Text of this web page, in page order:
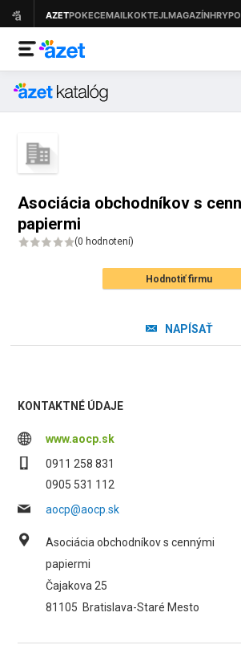
Asociácia obchodníkov s
papiermi
(0 hodnotení)
Hodnotiť firmu
NAPÍSAŤ
KONTAKTNÉ ÚDAJE
www.aocp.sk
0911 258 831
0905 531 112
aocp@aocp.sk
Asociácia obchodníkov s cennými
papiermi
Čajakova 25
81105 Bratislava-Staré Mesto